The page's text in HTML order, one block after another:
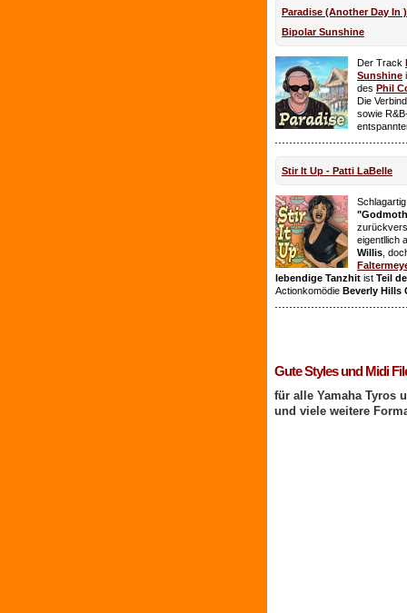
Paradise (Another Day In
Bipolar Sunshine
Der Track
Sunshine
des Phil
Die
sowie
Stir It Up - Patti LaBelle
eigentllich
Willis ,
lebendige Tanzhit ist Teil
Actionkomödie Beverly Hills
Gute Styles und Midi
für alle Yamaha Tyros
und viele weitere